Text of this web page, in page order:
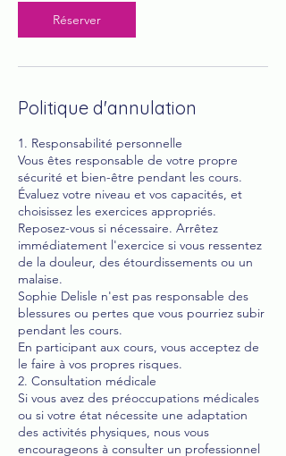
Réserver
Politique d'annulation
1. Responsabilité personnelle
Vous êtes responsable de votre propre
sécurité et bien-être pendant les cours.
Évaluez votre niveau et vos capacités, et
choisissez les exercices appropriés.
Reposez-vous si nécessaire. Arrêtez
immédiatement l'exercice si vous ressentez
de la douleur, des étourdissements ou un
malaise.
Sophie Delisle n'est pas responsable des
blessures ou pertes que vous pourriez subir
pendant les cours.
En participant aux cours, vous acceptez de
le faire à vos propres risques.
2. Consultation médicale
Si vous avez des préoccupations médicales
ou si votre état nécessite une adaptation
des activités physiques, nous vous
encourageons à consulter un professionnel